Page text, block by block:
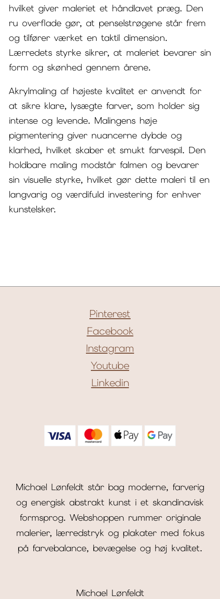
hvilket giver maleriet et håndlavet præg. Den
ru overflade gør, at penselstrøgene står frem
og tilfører værket en taktil dimension.
Lærredets styrke sikrer, at maleriet bevarer sin
form og skønhed gennem årene.
Akrylmaling af højeste kvalitet er anvendt for
at sikre klare, lysægte farver, som holder sig
intense og levende. Malingens høje
pigmentering giver nuancerne dybde og
klarhed, hvilket skaber et smukt farvespil. Den
holdbare maling modstår falmen og bevarer
sin visuelle styrke, hvilket gør dette maleri til en
langvarig og værdifuld investering for enhver
kunstelsker.
Pinterest
Facebook
Instagram
Youtube
Linkedin
Michael Lønfeldt står bag moderne, farverig
og energisk abstrakt kunst i et skandinavisk
formsprog. Webshoppen rummer originale
malerier, lærredstryk og plakater med fokus
på farvebalance, bevægelse og høj kvalitet.
Michael Lønfeldt